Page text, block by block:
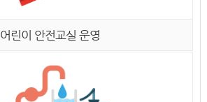
어린이 안전교실 운영